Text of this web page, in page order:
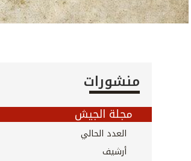
منشورات
مجلة الجيش
العدد الحالي
أرشيف